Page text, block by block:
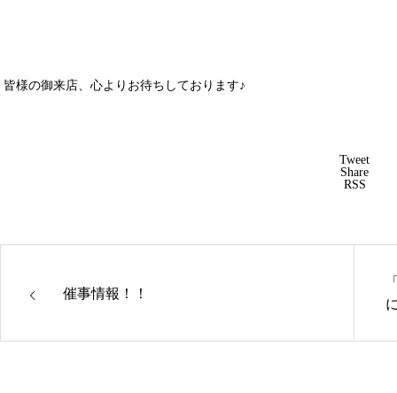
皆様の御来店、心よりお待ちしております♪
Tweet
Share
RSS
催事情報！！